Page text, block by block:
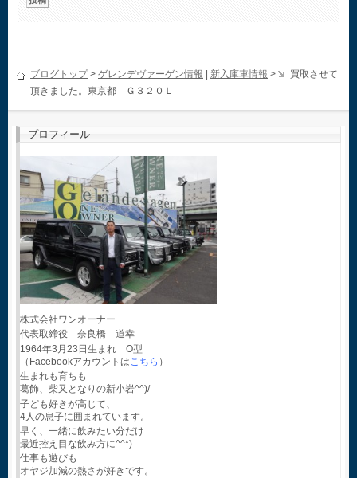
ブログトップ> ゲレンデヴァーゲン情報 新入庫車情報 >
買取させて
頂きました。東京都 Ｇ３２０Ｌ
プロフィール
株式会社ワンオーナー
代表取締役 奈良橋 道幸
1964年3月23日生まれ O型
（Facebookアカウントはこちら ）
生まれも育ちも
葛飾、柴又となりの新小岩^^)/
子ども好きが高じて、
4人の息子に囲まれています。
早く、一緒に飲みたい分だけ
最近控え目な飲み方に^^*)
仕事も遊びも
オヤジ加減の熱さが好きです。